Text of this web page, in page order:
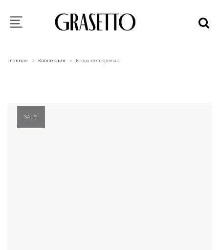
Главная > Коллекция > Кеды велюровые
SALE!